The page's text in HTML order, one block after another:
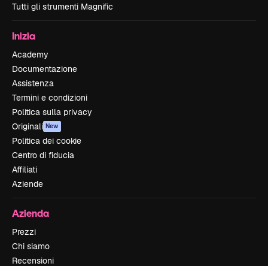
Tutti gli strumenti Magnific
Inizia
Academy
Documentazione
Assistenza
Termini e condizioni
Politica sulla privacy
Originali New
Politica dei cookie
Centro di fiducia
Affiliati
Aziende
Azienda
Prezzi
Chi siamo
Recensioni